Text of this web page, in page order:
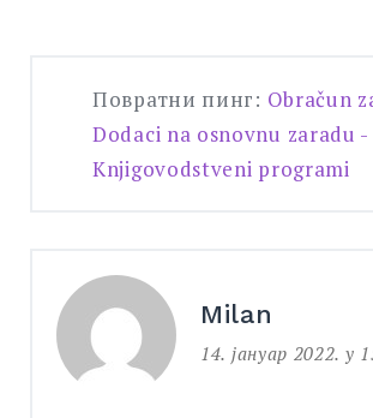
Повратни пинг: Obračun
Dodaci na osnovnu zaradu -
Knjigovodstveni programi
Milan
14. јануар 2022. у